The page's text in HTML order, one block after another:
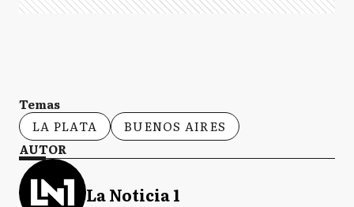
Temas
LA PLATA
BUENOS AIRES
AUTOR
La Noticia 1